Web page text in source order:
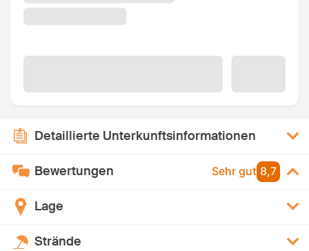
Detaillierte Unterkunftsinformationen
Bewertungen Sehr gut 8,7
Lage
Strände